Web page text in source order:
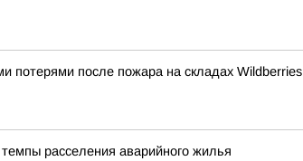
потерями после пожара на складах Wildberries
расселения аварийного жилья